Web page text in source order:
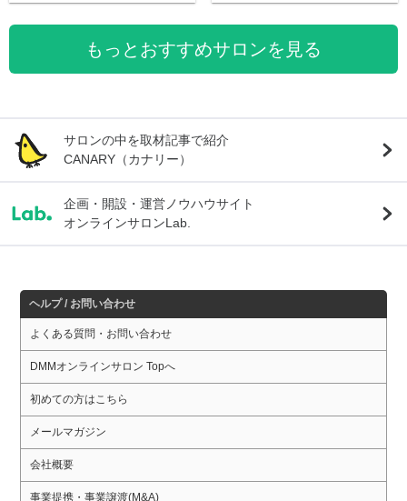
もっとおすすめサロンを見る
サロンの中を取材記事で紹介
CANARY（カナリー）
企画・開設・運営ノウハウサイト
オンラインサロンLab.
ヘルプ / お問い合わせ
よくある質問・お問い合わせ
DMMオンラインサロン Topへ
初めての方はこちら
メールマガジン
会社概要
事業提携・事業譲渡(M&A)